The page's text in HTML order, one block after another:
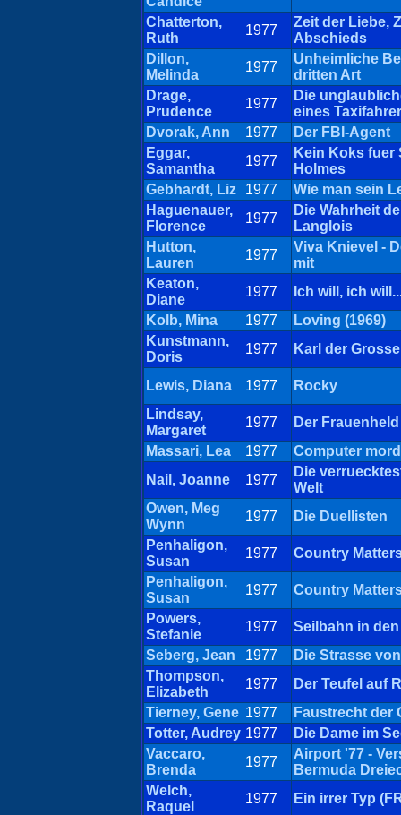
Chatterton,
Ruth
1977
Zeit der Liebe,
Abschieds
Dillon,
Melinda
1977
Unheimliche
dritten Art
Drage,
Prudence
1977
Die
eines
Dvorak, Ann
1977
Der FBI-Agent
Eggar,
Samantha
1977
Kein Koks fuer
Holmes
Gebhardt, Liz
1977
Wie man sein
Haguenauer,
Florence
1977
Die Wahrheit
Langlois
Hutton,
Lauren
1977
Viva Knievel -
mit
Keaton,
Diane
1977
Ich will, ich
Kolb, Mina
1977
Loving (1969)
Kunstmann,
Doris
1977 Karl der
Lewis, Diana 1977
Rocky
Lindsay,
Margaret
1977
Der Frauenheld
Massari, Lea
1977
Computer
Nail, Joanne
1977
Die
Welt
Owen, Meg
Wynn
1977
Die Duellisten
Penhaligon,
Susan
1977
Country
Penhaligon,
Susan
1977
Country
Powers,
Stefanie
1977
Seilbahn in
Seberg, Jean
1977
Die Strasse
Thompson,
Elizabeth
1977
Der Teufel auf
Tierney, Gene 1977
Faustrecht der
Totter, Audrey 1977
Die Dame im
Vaccaro,
Brenda
1977
Airport '77 -
Bermuda
Welch,
Raquel
1977
Ein irrer Typ